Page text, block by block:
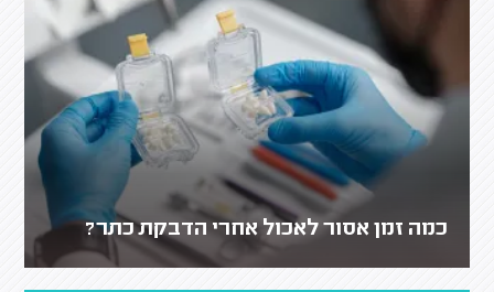
כמה זמן אסור לאכול אחרי הדבקת כתר?